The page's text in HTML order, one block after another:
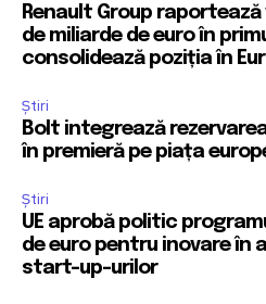
Renault Group
de miliarde de euro în
consolidează poziția în
Știri
Bolt integrează
în premieră pe piața
Știri
UE aprobă politic
de euro pentru inovare în
start-up-urilor